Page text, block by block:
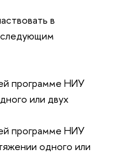
в
программе НИУ
или двух
программе НИУ
одного или